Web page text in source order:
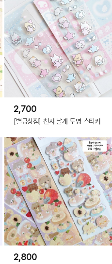
2,700
[별긍상점] 천사 날개 투명 스티커
2,800